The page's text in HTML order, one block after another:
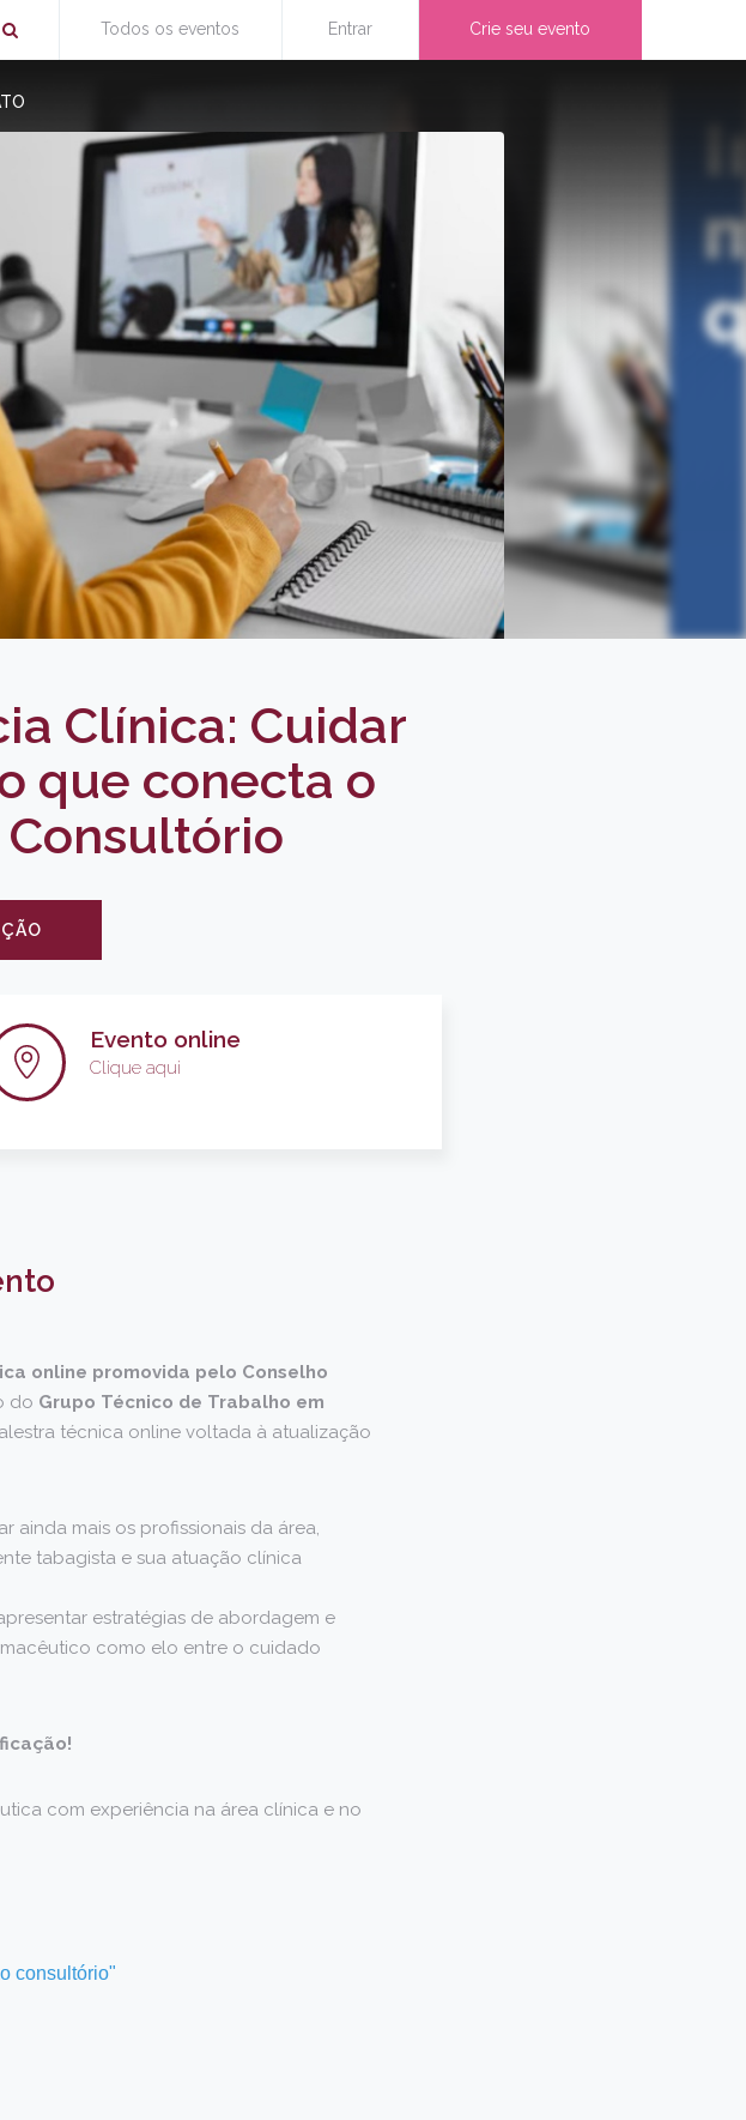
Todos os eventos Entrar Crie seu evento
Clínica: Cuidar
que conecta o
Evento online
Clique aqui
online promovida pelo Conselho
do Grupo Técnico de Trabalho em
técnica online voltada à atualização
mais os profissionais da área,
tabagista e sua atuação clínica
estratégias de abordagem e
como elo entre o cuidado
com experiência na área clínica e no
consultório"